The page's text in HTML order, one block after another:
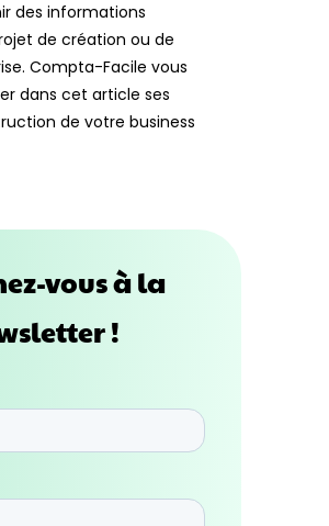
des informations
de création ou de
Compta-Facile vous
dans cet article ses
de votre business
vous à la
!